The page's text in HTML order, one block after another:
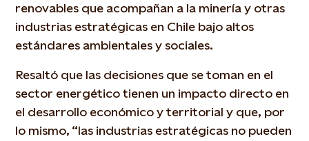
renovables que acompañan a la minería y otras
industrias estratégicas en Chile bajo altos
estándares ambientales y sociales.
Resaltó que las decisiones que se toman en el
sector energético tienen un impacto directo en
el desarrollo económico y territorial y que, por
lo mismo, “las industrias estratégicas no pueden